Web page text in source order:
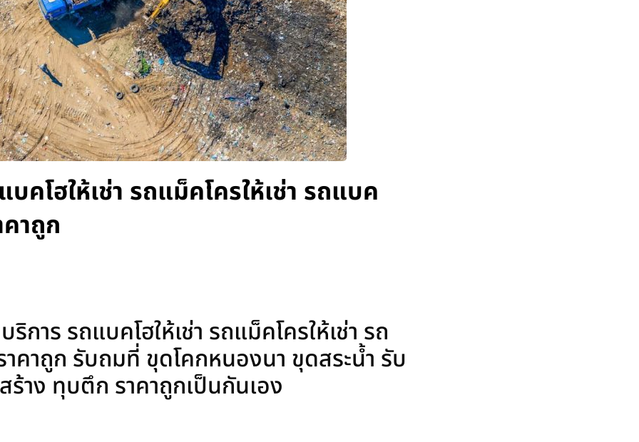
โฮให้เช่า รถแม็คโครให้เช่า รถแบค
าถูก
าร รถแบคโฮให้เช่า รถแม็คโครให้เช่า รถ
คาถูก รับถมที่ ขุดโคกหนองนา ขุดสระน้ำ รับ
าง ทุบตึก ราคาถูกเป็นกันเอง